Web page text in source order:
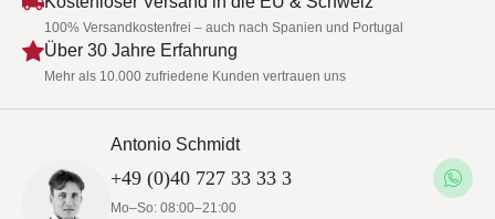
100% Versandkostenfrei – auch nach Spanien und Portugal
Über 30 Jahre Erfahrung
Mehr als 10.000 zufriedene Kunden vertrauen uns
Antonio Schmidt
+49 (0)40 727 33 33 3
Mo–So: 08:00–21:00